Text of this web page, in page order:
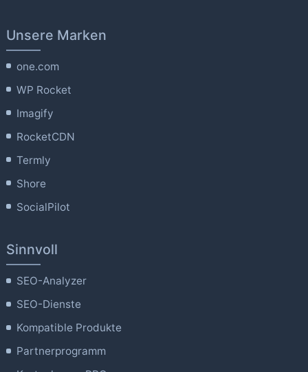
Unsere Marken
one.com
WP Rocket
Imagify
RocketCDN
Termly
Shore
SocialPilot
Sinnvoll
SEO-Analyzer
SEO-Dienste
Kompatible Produkte
Partnerprogramm